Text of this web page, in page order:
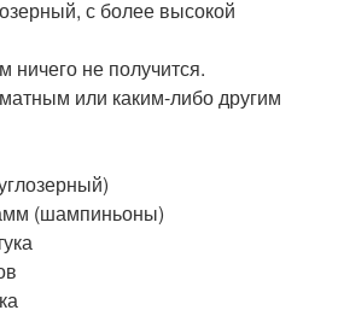
с более высокой
не получится.
или каким-либо другим
(шампиньоны)